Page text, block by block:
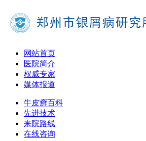
网站首页
医院简介
权威专家
媒体报道
牛皮癣百科
先进技术
来院路线
在线咨询